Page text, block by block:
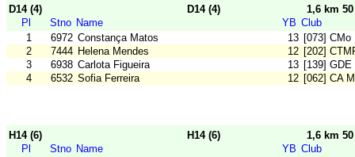
D14 (4) D14 (4)
1,6 km
Pl
Stno Name YB Club
1
6972 Constança Matos 13 [073] CMo
2
7444 Helena Mendes 12 [202]
3
6938 Carlota Figueira 13 [139] GDE
4
6532 Sofia Ferreira 12 [062] CA
H14 (6) H14 (6)
1,6 km
Pl
Stno Name YB Club